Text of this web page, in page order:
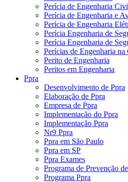
Perícia de Engenharia
Perícia de Engenharia e
Perícia de Engenharia
Perícia Engenharia de
Perícia Engenharia de
Perícias de Engenharia
Perito de Engenharia
Peritos em Engenharia
Ppra
Desenvolvimento de Ppra
Elaboração de Ppra
Empresa de Ppra
Implementação do Ppra
Implementação Ppra
Nr9 Ppra
Ppra em São Paulo
Ppra em SP
Ppra Exames
Programa de Prevenção
Programa Ppra